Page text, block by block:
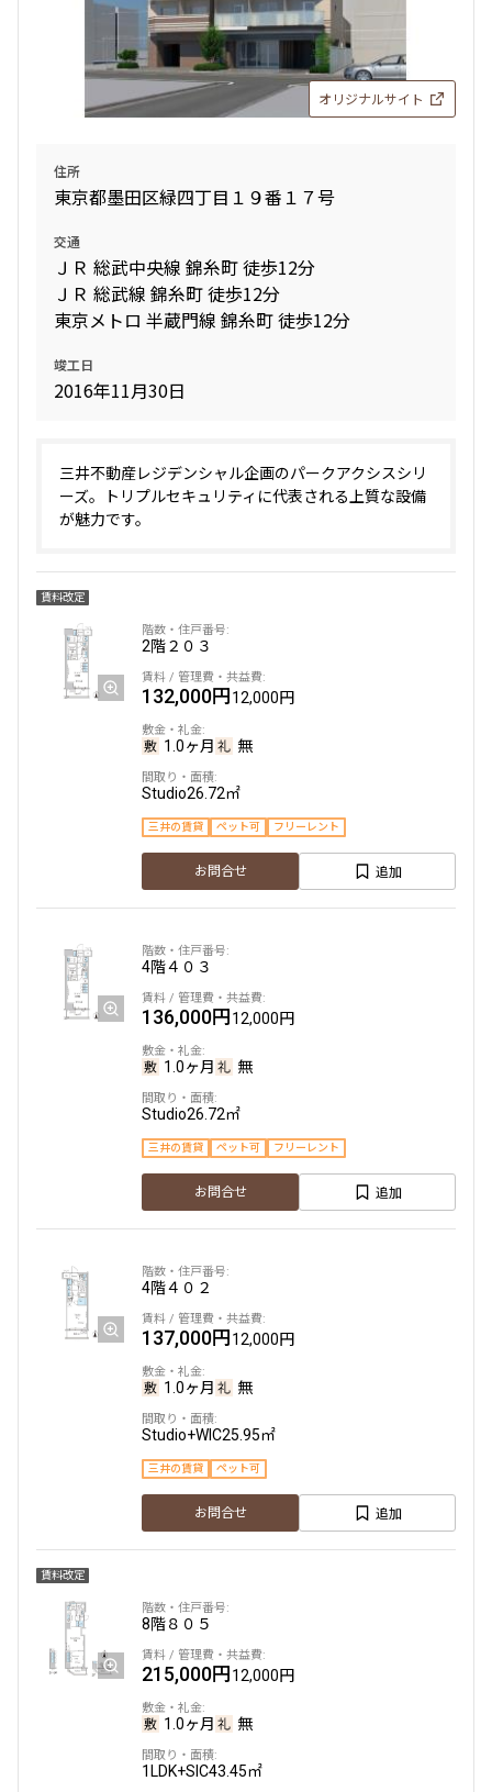
オリジナルサイト
住所
東京都墨田区緑四丁目１９番１７号
交通
ＪＲ 総武中央線 錦糸町 徒歩12分
ＪＲ 総武線 錦糸町 徒歩12分
東京メトロ 半蔵門線 錦糸町 徒歩12分
竣工日
2016年11月30日
三井不動産レジデンシャル企画のパークアクシスシリ
ーズ。トリプルセキュリティに代表される上質な設備
が魅力です。
賃料改定
2階２０３
132,000円12,000円
1.0ヶ月 無
Studio26.72㎡
三井の賃貸 ペット可 フリーレント
お問合せ 追加
4階４０３
136,000円12,000円
1.0ヶ月 無
Studio26.72㎡
三井の賃貸 ペット可 フリーレント
お問合せ 追加
4階４０２
137,000円12,000円
1.0ヶ月 無
Studio+WIC25.95㎡
三井の賃貸 ペット可
お問合せ 追加
賃料改定
8階８０５
215,000円12,000円
1.0ヶ月 無
1LDK+SIC43.45㎡